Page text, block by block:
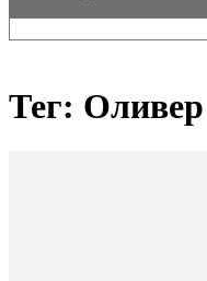
Тег: